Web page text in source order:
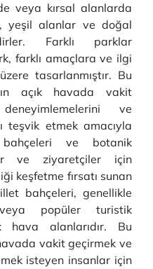
veya kırsal alanlarda
yeşil alanlar ve doğal
Farklı parklar
farklı amaçlara ve ilgi
tasarlanmıştır. Bu
açık havada vakit
ve
teşvik etmek amacıyla
bahçeleri ve botanik
ve ziyaretçiler için
keşfetme fırsatı sunan
bahçeleri, genellikle
popüler turistik
hava alanlarıdır. Bu
vakit geçirmek ve
isteyen insanlar için